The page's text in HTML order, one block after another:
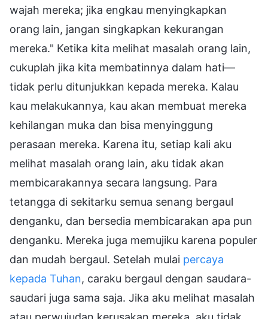
wajah mereka; jika engkau menyingkapkan
orang lain, jangan singkapkan kekurangan
mereka." Ketika kita melihat masalah orang lain,
cukuplah jika kita membatinnya dalam hati—
tidak perlu ditunjukkan kepada mereka. Kalau
kau melakukannya, kau akan membuat mereka
kehilangan muka dan bisa menyinggung
perasaan mereka. Karena itu, setiap kali aku
melihat masalah orang lain, aku tidak akan
membicarakannya secara langsung. Para
tetangga di sekitarku semua senang bergaul
denganku, dan bersedia membicarakan apa pun
denganku. Mereka juga memujiku karena populer
dan mudah bergaul. Setelah mulai percaya
kepada Tuhan, caraku bergaul dengan saudara-
saudari juga sama saja. Jika aku melihat masalah